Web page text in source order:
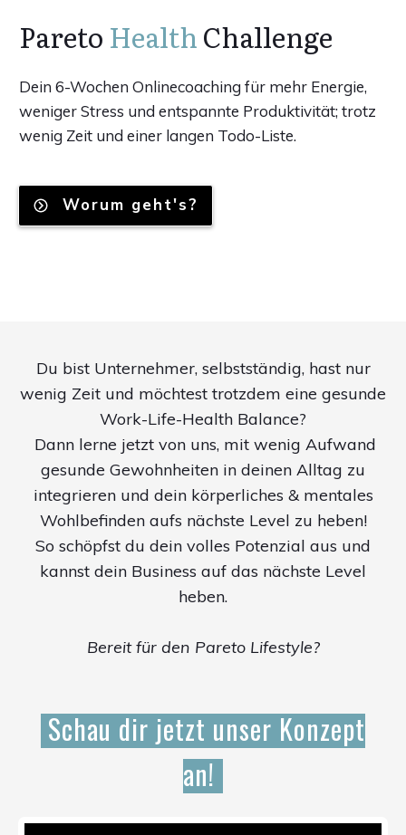
Pareto HealthChallenge
Dein 6-Wochen Onlinecoaching für mehr Energie,
weniger Stress und entspannte Produktivität; trotz
wenig Zeit und einer langen Todo-Liste.
Worum geht's?
Du bist Unternehmer, selbstständig, hast nur
wenig Zeit und möchtest trotzdem eine gesunde
Work-Life-Health Balance?
Dann lerne jetzt von uns, mit wenig Aufwand
gesunde Gewohnheiten in deinen Alltag zu
integrieren und dein körperliches & mentales
Wohlbefinden aufs nächste Level zu heben!
So schöpfst du dein volles Potenzial aus und
kannst dein Business auf das nächste Level
heben.
Bereit für den Pareto Lifestyle?
Schau dir jetzt unser Konzept
an!